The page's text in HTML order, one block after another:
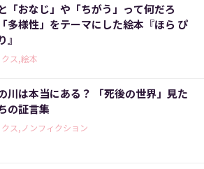
「おなじ」や「ちがう」って何だろ
多様性」をテーマにした絵本『ほら ぴ
』
クス,絵本
川は本当にある？ 「死後の世界」見た
の証言集
クス,ノンフィクション